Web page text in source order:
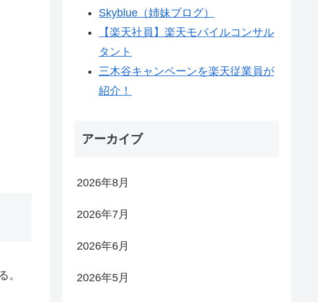
。
Skyblue（姉妹ブログ）
【楽天社員】楽天モバイルコンサル
タント
三木谷キャンペーンを楽天従業員が
紹介！
アーカイブ
2026年8月
2026年7月
2026年6月
2026年5月